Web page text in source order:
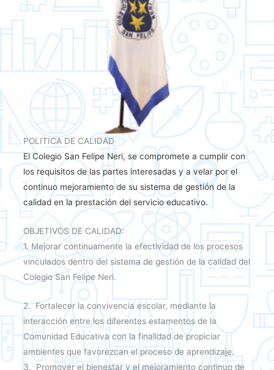
POLITICA DE CALIDAD
El Colegio San Felipe Neri, se compromete a cumplir con
los requisitos de las partes interesadas y a velar por el
continuo mejoramiento de su sistema de gestión de la
calidad en la prestación del servicio educativo.
OBJETIVOS DE CALIDAD:
1. Mejorar continuamente la efectividad de los procesos
vinculados dentro del sistema de gestión de la calidad del
Colegio San Felipe Neri.
2. Fortalecer la convivencia escolar, mediante la
interacción entre los diferentes estamentos de la
Comunidad Educativa con la finalidad de propiciar
ambientes que favorezcan el proceso de aprendizaje.
3. Promover el bienestar y el mejoramiento continuo de